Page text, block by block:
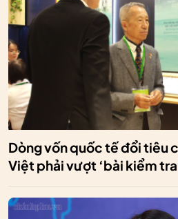
Dòng vốn quốc tế đổi tiêu
Việt phải vượt ‘bài kiểm